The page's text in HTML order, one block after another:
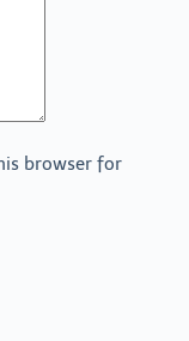
browser for